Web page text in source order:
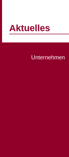
Aktuelles
Unternehmen